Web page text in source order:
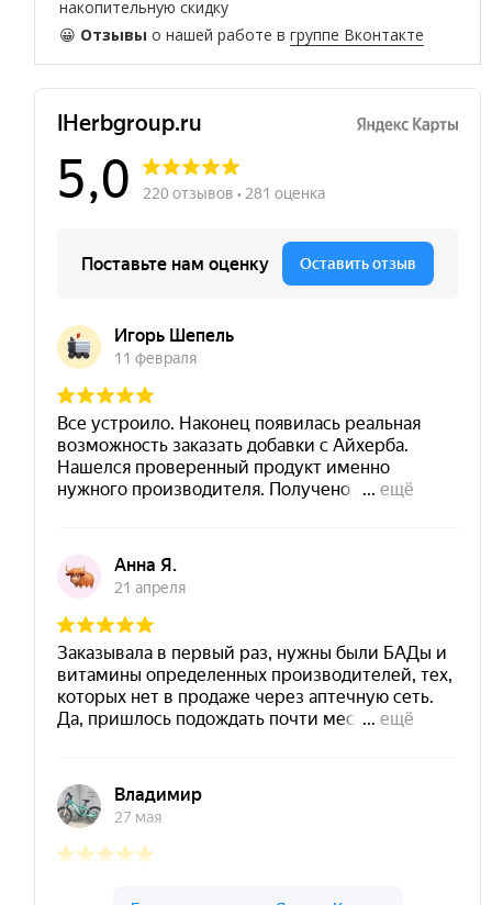
накопительную скидку
😀 Отзывы о нашей работе вгруппе Вконтакте